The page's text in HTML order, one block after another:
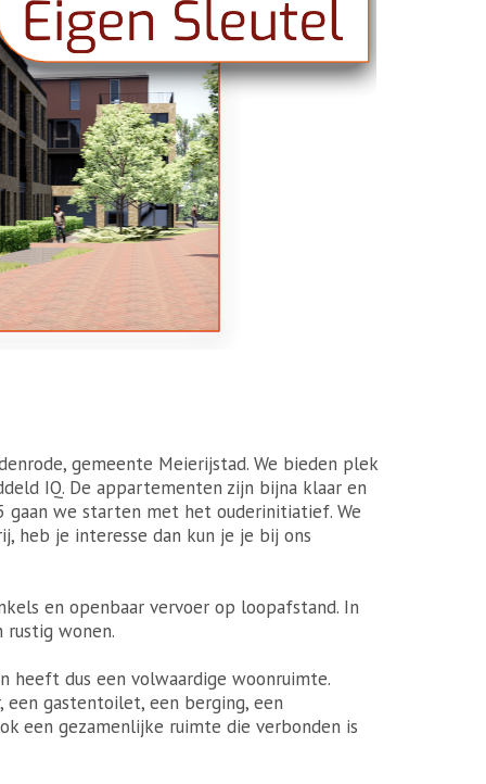
gemeente Meierijstad. We bieden plek
IQ. De appartementen zijn bijna klaar en
gaan we starten met het ouderinitiatief. We
heb je interesse dan kun je je bij ons
en openbaar vervoer op loopafstand. In
wonen.
heeft dus een volwaardige woonruimte.
een gastentoilet, een berging, een
een gezamenlijke ruimte die verbonden is